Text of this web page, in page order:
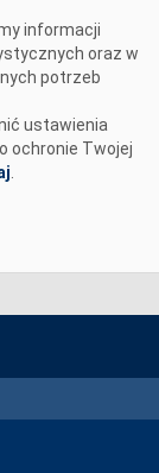
informacji
oraz w
potrzeb
ustawienia
ochronie Twojej